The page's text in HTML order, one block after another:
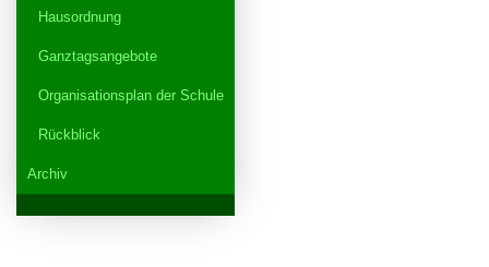
Hausordnung
Ganztagsangebote
Organisationsplan der Schule
Rückblick
Archiv